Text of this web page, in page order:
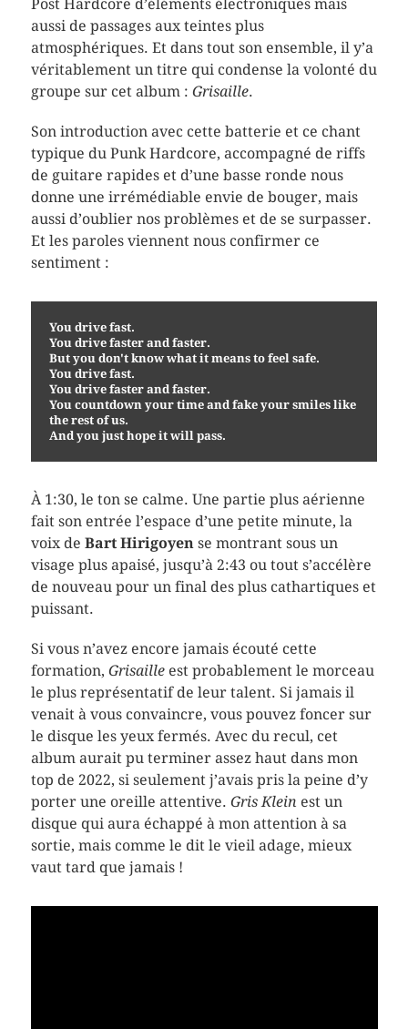
Post Hardcore d’éléments électroniques mais
aussi de passages aux teintes plus
atmosphériques. Et dans tout son ensemble, il y’a
véritablement un titre qui condense la volonté du
groupe sur cet album : Grisaille.
Son introduction avec cette batterie et ce chant
typique du Punk Hardcore, accompagné de riffs
de guitare rapides et d’une basse ronde nous
donne une irrémédiable envie de bouger, mais
aussi d’oublier nos problèmes et de se surpasser.
Et les paroles viennent nous confirmer ce
sentiment :
You drive fast.
You drive faster and faster.
But you don't know what it means to feel safe.
You drive fast.
You drive faster and faster.
You countdown your time and fake your smiles like
the rest of us.
And you just hope it will pass.
À 1:30, le ton se calme. Une partie plus aérienne
fait son entrée l’espace d’une petite minute, la
voix de Bart Hirigoyense montrant sous un
visage plus apaisé, jusqu’à 2:43 ou tout s’accélère
de nouveau pour un final des plus cathartiques et
puissant.
Si vous n’avez encore jamais écouté cette
formation, Grisailleest probablement le morceau
le plus représentatif de leur talent. Si jamais il
venait à vous convaincre, vous pouvez foncer sur
le disque les yeux fermés. Avec du recul, cet
album aurait pu terminer assez haut dans mon
top de 2022, si seulement j’avais pris la peine d’y
porter une oreille attentive. Gris Klein est un
disque qui aura échappé à mon attention à sa
sortie, mais comme le dit le vieil adage, mieux
vaut tard que jamais !